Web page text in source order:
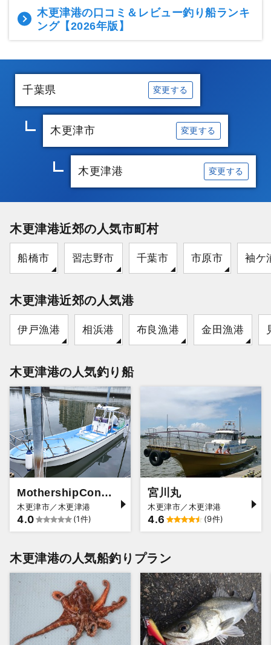
木更津港の口コミ＆レビュー釣り船ランキ
ング【2026年版】
千葉県 変更する
木更津市 変更する
木更津港 変更する
木更津港近郊の人気市町村
船橋市 習志野市 千葉市 市原市 袖ケ
木更津港近郊の人気港
伊戸漁港 相浜港 布良漁港 金田漁港
木更津港の人気釣り船
MothershipConnection
木更津市／木更津港
4.0 (1件)
宮川丸
木更津市／木更津港
4.6 (9件)
木更津港の人気船釣りプラン